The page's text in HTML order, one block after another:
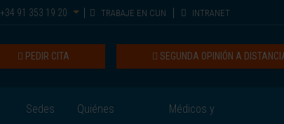
+34 91 353 19 20 TRABAJE EN CUN INTRANET
SEGUNDA OPINIÓN A
PEDIR CITA
Sedes
Quiénes
Médicos y